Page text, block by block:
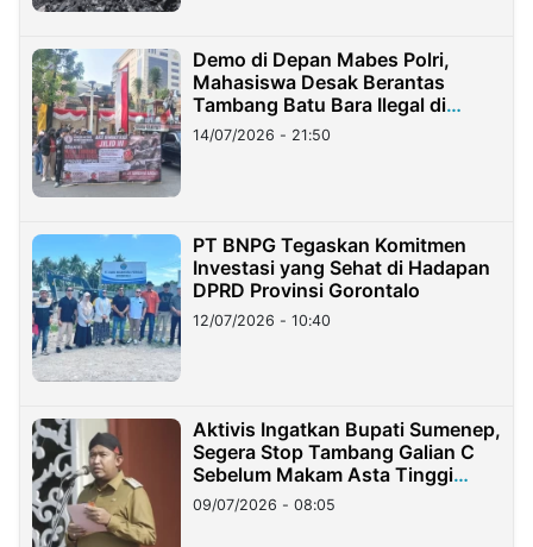
Demo di Depan Mabes Polri,
Mahasiswa Desak Berantas
Tambang Batu Bara Ilegal di
Lampung
14/07/2026 - 21:50
PT BNPG Tegaskan Komitmen
Investasi yang Sehat di Hadapan
DPRD Provinsi Gorontalo
12/07/2026 - 10:40
Aktivis Ingatkan Bupati Sumenep,
Segera Stop Tambang Galian C
Sebelum Makam Asta Tinggi
Longsor
09/07/2026 - 08:05